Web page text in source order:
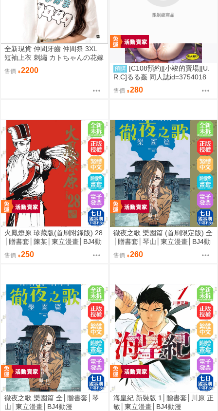
全新現貨 仲間牙齒 仲間祭 3XL
短袖上衣 刺繡 カトちゃんの花嫁
限定聯名
售價 2200
限制級商品
預購 [C108預約][小竣的賣場][U.
R.C]るる姦 同人誌id=3754018
售價 280
火鳳燎原 珍藏版(首刷附錄版) 28
│贈書套│陳某│東立漫畫│BJ4動
售價 250
徹夜之歌 樂園篇 (首刷限定版) 全
│贈書套│琴山│東立漫畫│BJ4動
售價 260
徹夜之歌 樂園篇 全│贈書套│琴
山│東立漫畫│BJ4動漫
海皇紀 新裝版 1│贈書套│川原 正
敏│東立漫畫│BJ4動漫